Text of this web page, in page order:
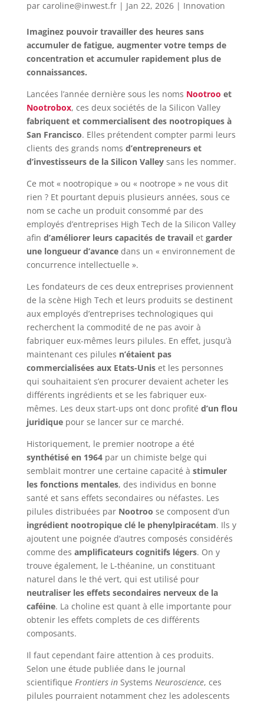
par caroline@inwest.fr| Jan 22, 2026| Innovation
Imaginez pouvoir travailler des heures sans
accumuler de fatigue, augmenter votre temps de
concentration et accumuler rapidement plus de
connaissances.
Lancées l’année dernière sous les noms Nootroo et
Nootrobox, ces deux sociétés de la Silicon Valley
fabriquent et commercialisent des nootropiques à
San Francisco. Elles prétendent compter parmi leurs
clients des grands noms d’entrepreneurs et
d’investisseurs de la Silicon Valleysans les nommer.
Ce mot « nootropique » ou « nootrope » ne vous dit
rien ? Et pourtant depuis plusieurs années, sous ce
nom se cache un produit consommé par des
employés d’entreprises High Tech de la Silicon Valley
afin d’améliorer leurs capacités de travail et garder
une longueur d’avancedans un « environnement de
concurrence intellectuelle ».
Les fondateurs de ces deux entreprises proviennent
de la scène High Tech et leurs produits se destinent
aux employés d’entreprises technologiques qui
recherchent la commodité de ne pas avoir à
fabriquer eux-mêmes leurs pilules. En effet, jusqu’à
maintenant ces pilules n’étaient pas
commercialisées aux Etats-Uniset les personnes
qui souhaitaient s’en procurer devaient acheter les
différents ingrédients et se les fabriquer eux-
mêmes. Les deux start-ups ont donc profité d’un flou
juridiquepour se lancer sur ce marché.
Historiquement, le premier nootrope a été
synthétisé en 1964par un chimiste belge qui
semblait montrer une certaine capacité à stimuler
les fonctions mentales, des individus en bonne
santé et sans effets secondaires ou néfastes. Les
pilules distribuées par Nootroo se composent d’un
ingrédient nootropique clé le phenylpiracétam. Ils y
ajoutent une poignée d’autres composés considérés
comme des amplificateurs cognitifs légers. On y
trouve également, le L-théanine, un constituant
naturel dans le thé vert, qui est utilisé pour
neutraliser les effets secondaires nerveux de la
caféine. La choline est quant à elle importante pour
obtenir les effets complets de ces différents
composants.
Il faut cependant faire attention à ces produits.
Selon une étude publiée dans le journal
scientifique Frontiers in Systems Neuroscience, ces
pilules pourraient notamment chez les adolescents